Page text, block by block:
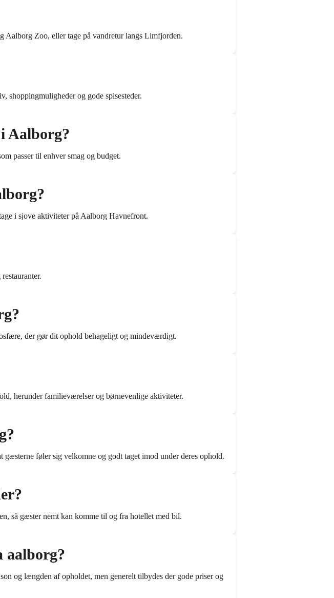
Aalborg Zoo, eller tage på vandretur langs Limfjorden.
shoppingmuligheder og gode spisesteder.
Aalborg?
passer til enhver smag og budget.
i sjove aktiviteter på Aalborg Havnefront.
der gør dit ophold behageligt og mindeværdigt.
herunder familieværelser og børnevenlige aktiviteter.
føler sig velkomne og godt taget imod under deres ophold.
så gæster nemt kan komme til og fra hotellet med bil.
aalborg?
og længden af opholdet, men generelt tilbydes der gode priser og